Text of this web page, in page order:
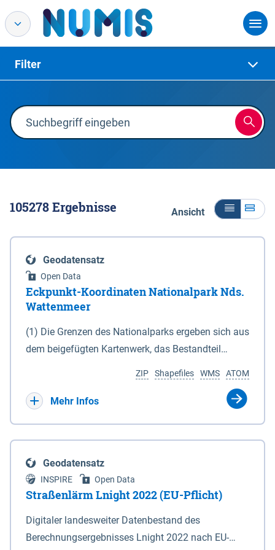
Filter
105278Ergebnisse Ansicht
Geodatensatz
Open Data
Eckpunkt-Koordinaten Nationalpark Nds.
Wattenmeer
(1) Die Grenzen des Nationalparks ergeben sich aus
dem beigefügten Kartenwerk, das Bestandteil
(DTK) im Maßstab 1 : 100 000 (Anlage 2), 2.
verkleinerte Amtliche Karte 1 : 5 000 (AK5) im
projizierte Koordinaten im Europäischen
Terrestrischen Referenzsystem 1989 (ETRS 89) mit
der Universalen Transversalen Mercator-Abbildung
bezogen auf die Zone 32 N (UTM 32N) dargestellt
(Anlage 4); Gleiches gilt für die geografischen
ATOM
WMS
Shapefiles
ZIP
Mehr Infos
Geodatensatz
INSPIRE Open Data
Straßenlärm Lnight 2022 (EU-Pflicht)
Digitaler landesweiter Datenbestand des
Berechnungsergebnisses Lnight 2022 nach EU-